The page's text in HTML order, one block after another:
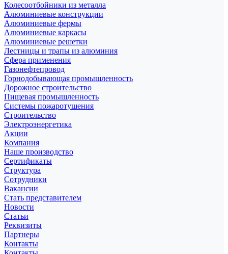
Колесоотбойники из металла
Алюминиевые конструкции
Алюминиевые фермы
Алюминиевые каркасы
Алюминиевые решетки
Лестницы и трапы из алюминия
Сфера применения
Газонефтепровод
Горнодобывающая промышленность
Дорожное строительство
Пищевая промышленность
Системы пожаротушения
Строительство
Электроэнергетика
Акции
Компания
Наше производство
Сертификаты
Структура
Сотрудники
Вакансии
Стать представителем
Новости
Статьи
Реквизиты
Партнеры
Контакты